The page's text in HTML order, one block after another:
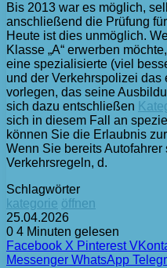
Bis 2013 war es möglich,
anschließend die Prüfung
Heute ist dies unmöglich.
Klasse „A“ erwerben
eine spezialisierte (viel
und der Verkehrspolizei
vorlegen, das seine
sich dazu entschließen
sich in diesem Fall an
können Sie die Erlaubnis
Wenn Sie bereits
Verkehrsregeln, d.
Schlagwörter
kategorie öffnen
25.04.2026
0 4 Minuten gelesen
Facebook X Pinterest
Messenger WhatsApp